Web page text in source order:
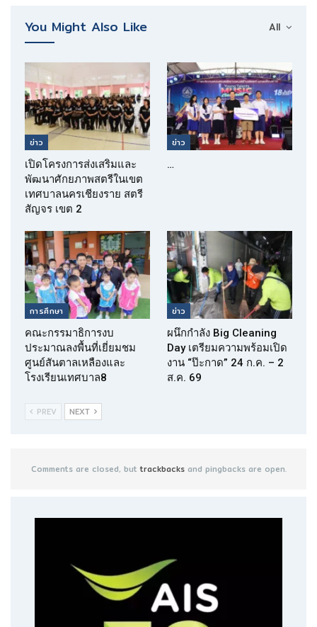
All
You Might Also Like
ข่าว
เปิดโครงการส่งเสริมและ
พัฒนาศักยภาพสตรีในเขต
เทศบาลนครเชียงราย สตรี
สัญจร เขต 2
ข่าว
…
การศึกษา
คณะกรรมาธิการงบ
ประมาณลงพื้นที่เยี่ยมชม
ศูนย์สันตาลเหลืองและ
โรงเรียนเทศบาล8
ข่าว
ผนึกกำลัง Big Cleaning
Day เตรียมความพร้อมเปิด
งาน “ป๊ะกาด” 24 ก.ค. – 2
ส.ค. 69
PREV NEXT
Comments are closed, buttrackbacksand pingbacks are open.